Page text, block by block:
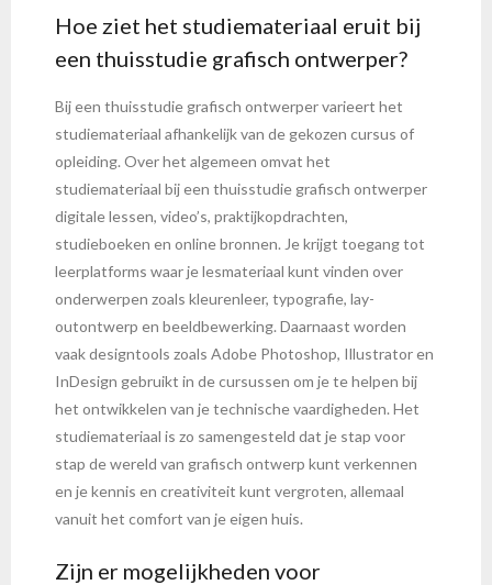
Hoe ziet het studiemateriaal eruit bij
een thuisstudie grafisch ontwerper?
Bij een thuisstudie grafisch ontwerper varieert het
studiemateriaal afhankelijk van de gekozen cursus of
opleiding. Over het algemeen omvat het
studiemateriaal bij een thuisstudie grafisch ontwerper
digitale lessen, video’s, praktijkopdrachten,
studieboeken en online bronnen. Je krijgt toegang tot
leerplatforms waar je lesmateriaal kunt vinden over
onderwerpen zoals kleurenleer, typografie, lay-
outontwerp en beeldbewerking. Daarnaast worden
vaak designtools zoals Adobe Photoshop, Illustrator en
InDesign gebruikt in de cursussen om je te helpen bij
het ontwikkelen van je technische vaardigheden. Het
studiemateriaal is zo samengesteld dat je stap voor
stap de wereld van grafisch ontwerp kunt verkennen
en je kennis en creativiteit kunt vergroten, allemaal
vanuit het comfort van je eigen huis.
Zijn er mogelijkheden voor